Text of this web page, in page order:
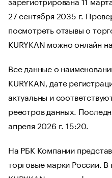
27 сентября 2035 г.
посмотреть отзывы о
KURYKAN можно онлайн
Все данные о
KURYKAN, дате
актуальны и
реестров данных.
апреля 2026 г. 15:20.
На РБК Компании
торговые марки России.